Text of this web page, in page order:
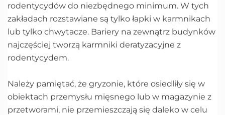
rodentycydów do niezbędnego minimum. W tych
zakładach rozstawiane są tylko łapki w karmnikach
lub tylko chwytacze. Bariery na zewnątrz budynków
najczęściej tworzą karmniki deratyzacyjne z
rodentycydem.
Należy pamiętać, że gryzonie, które osiedliły się w
obiektach przemysłu mięsnego lub w magazynie z
przetworami, nie przemieszczają się daleko w celu